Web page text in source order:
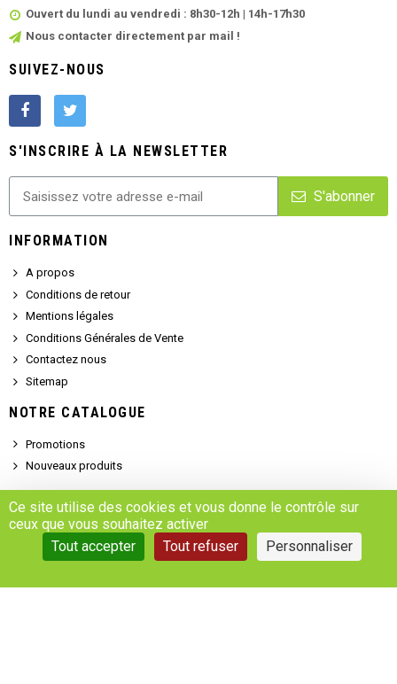
Ouvert du lundi au vendredi : 8h30-12h | 14h-17h30
Nous contacter directement par mail !
SUIVEZ-NOUS
S'INSCRIRE À LA NEWSLETTER
S'abonner
INFORMATION
A propos
Conditions de retour
Mentions légales
Conditions Générales de Vente
Contactez nous
Sitemap
NOTRE CATALOGUE
Promotions
Nouveaux produits
Demander un devis
Se connecter
Ce site utilise des cookies et vous donne le contrôle sur
ceux que vous souhaitez activer
Tout accepter
Tout refuser Personnaliser